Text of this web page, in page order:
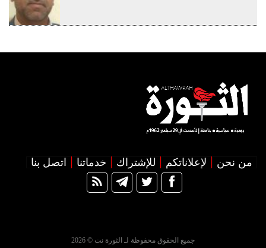
من نحن لإعلاناتكم للإشتراك خدماتنا اتصل بنا
جميع الحقوق محفوظة لـ الثورة نت © 2026